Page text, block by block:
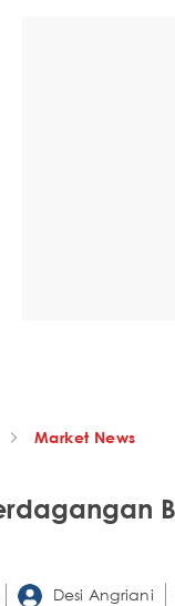
Market News
Desi Angriani